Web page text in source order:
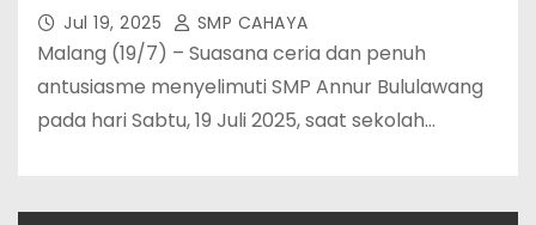
Jul 19, 2025 SMP CAHAYA
Malang (19/7) – Suasana ceria dan penuh
antusiasme menyelimuti SMP Annur Bululawang
pada hari Sabtu, 19 Juli 2025, saat sekolah…